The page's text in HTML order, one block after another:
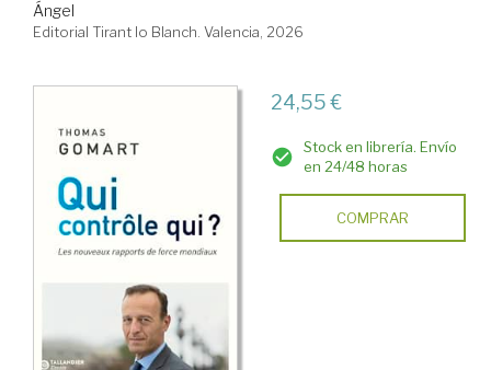
Ángel
Editorial Tirant lo Blanch. Valencia, 2026
24,55 €
Stock en librería. Envío
en 24/48 horas
COMPRAR